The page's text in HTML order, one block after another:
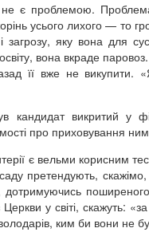
не є проблемою.
усього лихого — то
і загрозу, яку вона для
вона вкраде
її вже не викупити.
кандидат викритий у
про приховування
є вельми корисним
претендують,
у світі, скажуть:
ким би вони не